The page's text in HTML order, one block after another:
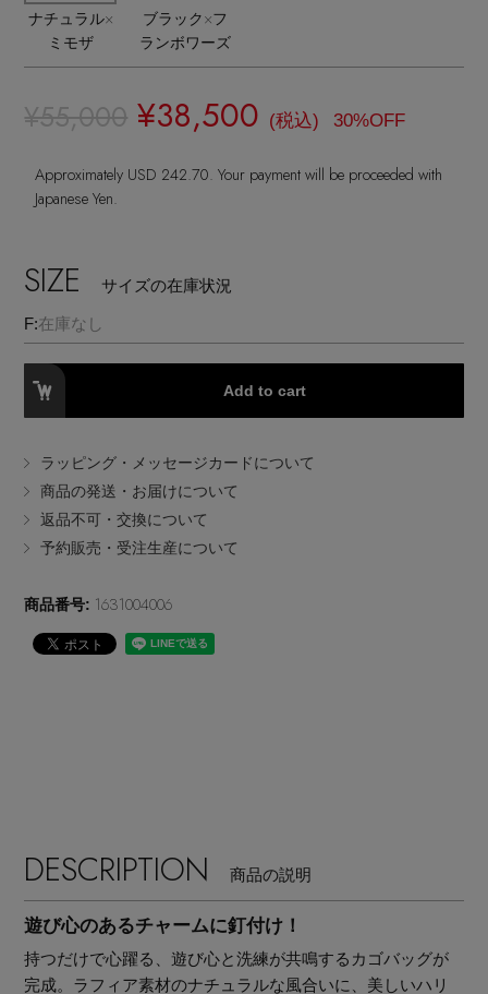
『ELLE』最新号掲載
ニット
コート
レインシューズ
ブーツ
ハンドバッグ
財布・小物
ボディバッグ・ウェストポーチ
スーツケース
ヘアアクセサリー
スマートフォンケース・タブレットケース
アイウェア
レッグウェア
チャーム・ストラップ
ネックレス
アンクレット
チャーム
ランジェリー
すべてのスポーツ
水着・スイムウェア
CONTENTS
特集一覧
NEW IN BRAND
BRAND NEWS
EDITOR'S CLOSET
メルマガ PICKUP
ナチュラル×
ミモザ
ブラック×フ
ランボワーズ
¥55,000 ¥38,500 (税込) 30%OFF
Approximately USD 242.70. Your payment will be proceeded with
Japanese Yen.
SIZE サイズの在庫状況
F:在庫なし
Add to cart
ラッピング・メッセージカードについて
商品の発送・お届けについて
返品不可・交換について
予約販売・受注生産について
商品番号: 1631004006
DESCRIPTION 商品の説明
遊び心のあるチャームに釘付け！
持つだけで心躍る、遊び心と洗練が共鳴するカゴバッグが
完成。ラフィア素材のナチュラルな風合いに、美しいハリ